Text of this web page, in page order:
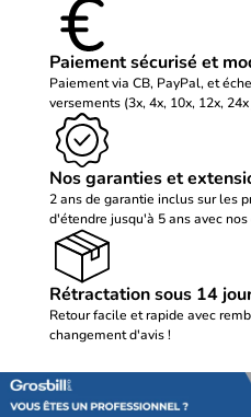
Paiement sécurisé et
Paiement via CB, PayPal, et
versements (3x, 4x, 10x, 12x,
Nos garanties et
2 ans de garantie inclus sur les
d'étendre jusqu'à 5 ans avec nos
Rétractation sous 14
Retour facile et rapide avec
changement d'avis !